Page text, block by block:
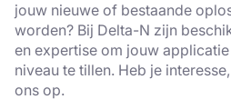
jouw nieuwe of bestaande
worden? Bij Delta-N zijn
en expertise om jouw
niveau te tillen. Heb je
ons op.